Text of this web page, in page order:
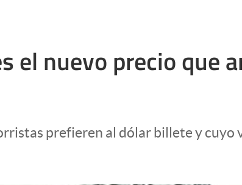
el nuevo precio que
prefieren al dólar billete y